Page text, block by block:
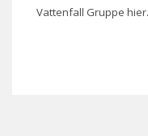
Vattenfall Gruppe hier.